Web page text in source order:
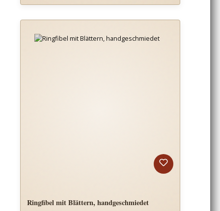
Ringfibel mit Blättern, handgeschmiedet